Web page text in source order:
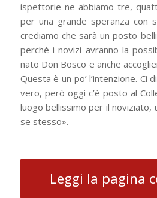
ispettorie ne abbiamo tre,
per una grande speranza con
crediamo che sarà un posto
perché i novizi avranno la
nato Don Bosco e anche
Questa è un po’ l’intenzione. Ci
vero, però oggi c’è posto al
luogo bellissimo per il noviziato,
se stesso».
Leggi la pagina